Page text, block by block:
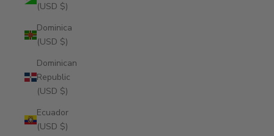
(USD $)
Dominica
(USD $)
Dominican
Republic
(USD $)
Ecuador
(USD $)